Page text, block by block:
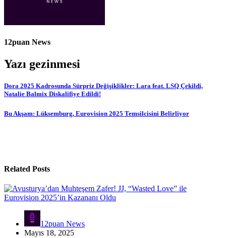
12puan News
Yazı gezinmesi
Dora 2025 Kadrosunda Sürpriz Değişiklikler: Lara feat. LSQ Çekildi,
Natalie Balmix Diskalifiye Edildi!
Bu Akşam: Lüksemburg, Eurovision 2025 Temsilcisini Belirliyor
Related Posts
12puan News
Mayıs 18, 2025